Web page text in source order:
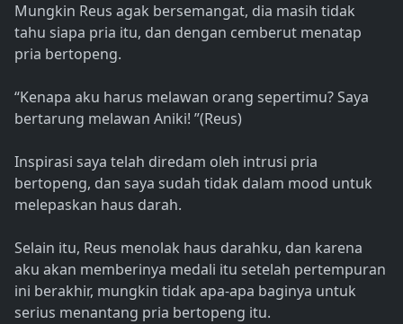
Mungkin Reus agak bersemangat, dia masih tidak
tahu siapa pria itu, dan dengan cemberut menatap
pria bertopeng.
“Kenapa aku harus melawan orang sepertimu? Saya
bertarung melawan Aniki! ”(Reus)
Inspirasi saya telah diredam oleh intrusi pria
bertopeng, dan saya sudah tidak dalam mood untuk
melepaskan haus darah.
Selain itu, Reus menolak haus darahku, dan karena
aku akan memberinya medali itu setelah pertempuran
ini berakhir, mungkin tidak apa-apa baginya untuk
serius menantang pria bertopeng itu.